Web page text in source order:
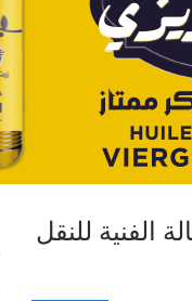
الفنية للنقل